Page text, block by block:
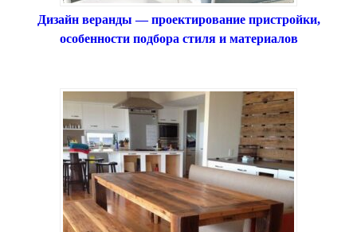
Дизайн веранды — проектирование пристройки,
особенности подбора стиля и материалов